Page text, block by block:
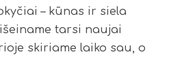
– kūnas ir siela
tarsi naujai
skiriame laiko sau, o